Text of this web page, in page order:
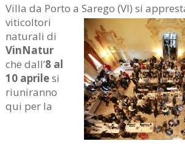
Villa da Porto a Sarego (VI) si appr
viticoltori
naturali di
VinNatur
che dall’8 al
10 aprilesi
riuniranno
qui per la